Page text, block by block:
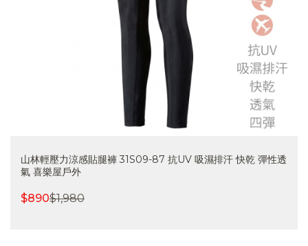
山林輕壓力涼感貼腿褲 31S09-87 抗UV 吸濕排汗 快乾 彈性透
氣 喜樂屋戶外
$890$1,980